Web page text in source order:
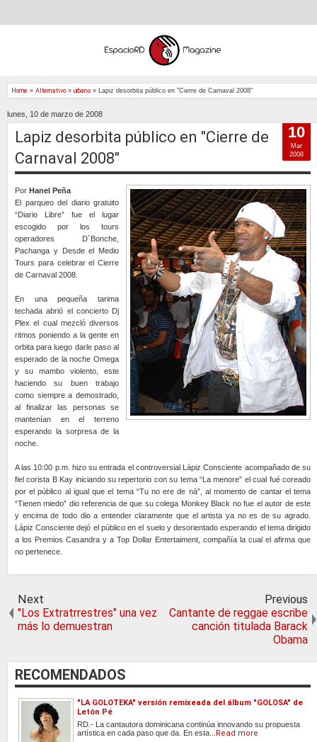
Home » Alternativo » urbano » Lapiz desorbita público en "Cierre de Carnaval 2008"
lunes, 10 de marzo de 2008
Lapiz desorbita público en "Cierre de
Carnaval 2008"
Por Hanel Peña
El parqueo del diario gratuito
“Diario Libre” fue el lugar
escogido por los tours
operadores D´Bonche,
Pachanga y Desde el Medio
Tours para celebrar el Cierre
de Carnaval 2008.
En una pequeña tarima
techada abrió el concierto Dj
Plex el cual mezcló diversos
ritmos poniendo a la gente en
orbita para luego darle paso al
esperado de la noche Omega
y su mambo violento, este
haciendo su buen trabajo
como siempre a demostrado,
al finalizar las personas se
mantenían en el terreno
esperando la sorpresa de la
noche.
A las 10:00 p.m. hizo su entrada el controversial Lápiz Consciente acompañado de su
fiel corista B Kay iniciando su repertorio con su tema “La menore” el cual fué coreado
por el público al igual que el tema “Tu no ere de ná”, al momento de cantar el tema
“Tienen miedo” dio referencia de que su colega Monkey Black no fue el autor de este
y encima de todo dio a entender claramente que el artista ya no es de su agrado.
Lápiz Consciente dejó el público en el suelo y desorientado esperando el tema dirigido
a los Premios Casandra y a Top Dollar Entertaiment, compañía la cual el afirma que
no pertenece.
10
Mar
2008
Next
"Los Extratrrestres" una vez
más lo demuestran
Previous
Cantante de reggae escribe
canción titulada Barack
Obama
RECOMENDADOS
"LA GOLOTEKA" versión remixeada del álbum "GOLOSA" de
Letón Pé
RD.- La cantautora dominicana continúa innovando su propuesta
artística en cada paso que da. En esta...
Read more